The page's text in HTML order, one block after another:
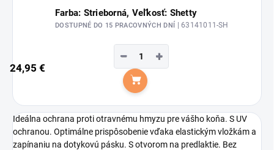
Farba: Strieborná, Veľkosť: Shetty
DOSTUPNÉ DO 15 PRACOVNÝCH DNÍ | 63141011-SH
24,95 €
+
−
Do košíka
Ideálna ochrana proti otravnému hmyzu pre vášho koňa. S UV
ochranou. Optimálne prispôsobenie vďaka elastickým vložkám a
zapínaniu na dotykovú pásku. S otvorom na predlaktie. Bez